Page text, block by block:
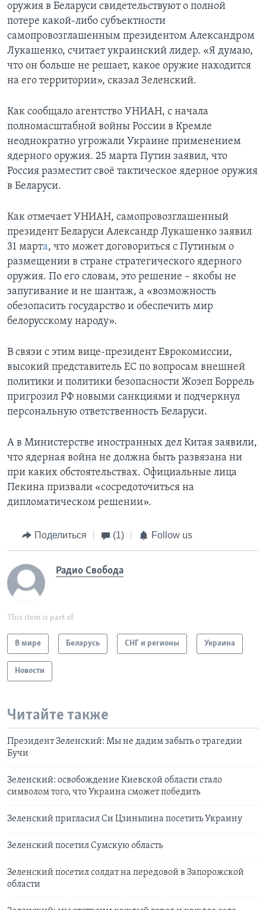
оружия в Беларуси свидетельствуют о полной
потере какой-либо субъектности
самопровозглашенным президентом Александром
Лукашенко, считает украинский лидер. «Я думаю,
что он больше не решает, какое оружие находится
на его территории», сказал Зеленский.
Как сообщало агентство УНИАН, с начала
полномасштабной войны России в Кремле
неоднократно угрожали Украине применением
ядерного оружия. 25 марта Путин заявил, что
Россия разместит своё тактическое ядерное оружия
в Беларуси.
Как отмечает УНИАН, самопровозглашенный
президент Беларуси Александр Лукашенко заявил
31 марта, что может договориться с Путиным о
размещении в стране стратегического ядерного
оружия. По его словам, это решение – якобы не
запугивание и не шантаж, а «возможность
обезопасить государство и обеспечить мир
белорусскому народу».
В связи с этим вице-президент Еврокомиссии,
высокий представитель ЕС по вопросам внешней
политики и политики безопасности Жозеп Боррель
пригрозил РФ новыми санкциями и подчеркнул
персональную ответственность Беларуси.
А в Министерстве иностранных дел Китая заявили,
что ядерная война не должна быть развязана ни
при каких обстоятельствах. Официальные лица
Пекина призвали «сосредоточиться на
дипломатическом решении».
Поделиться (1) Follow us
Радио Свобода
This item is part of
В мире Беларусь СНГ и регионы Украина
Новости
Читайте также
Президент Зеленский: Мы не дадим забыть о трагедии
Бучи
Зеленский: освобождение Киевской области стало
символом того, что Украина сможет победить
Зеленский пригласил Си Цзиньпина посетить Украину
Зеленский посетил Сумскую область
Зеленский посетил солдат на передовой в Запорожской
области